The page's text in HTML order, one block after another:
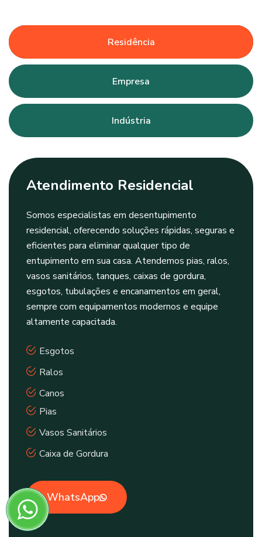
Residência
Empresa
Indústria
Atendimento Residencial
Somos especialistas em desentupimento
residencial, oferecendo soluções rápidas, seguras e
eficientes para eliminar qualquer tipo de
entupimento em sua casa. Atendemos pias, ralos,
vasos sanitários, tanques, caixas de gordura,
esgotos, tubulações e encanamentos em geral,
sempre com equipamentos modernos e equipe
altamente capacitada.
Esgotos
Ralos
Canos
Pias
Vasos Sanitários
Caixa de Gordura
WhatsApp